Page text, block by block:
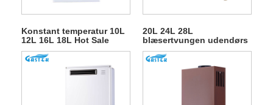
Konstant temperatur 10L
12L 16L 18L Hot Sale
Røggastype Vægmonteret
Tankløs Instant LPG
Naturligt varmt vand Gas
Vandvarmer til bruser
20L 24L 28L
blæsertvungen udendørs
gasgejser til
varmtvandsbruser